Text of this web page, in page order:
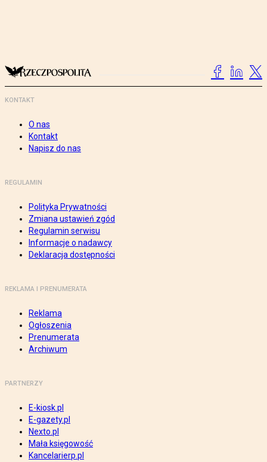
KONTAKT
O nas
Kontakt
Napisz do nas
REGULAMIN
Polityka Prywatności
Zmiana ustawień zgód
Regulamin serwisu
Informacje o nadawcy
Deklaracja dostępności
REKLAMA I PRENUMERATA
Reklama
Ogłoszenia
Prenumerata
Archiwum
PARTNERZY
E-kiosk.pl
E-gazety.pl
Nexto.pl
Mała księgowość
Kancelarierp.pl